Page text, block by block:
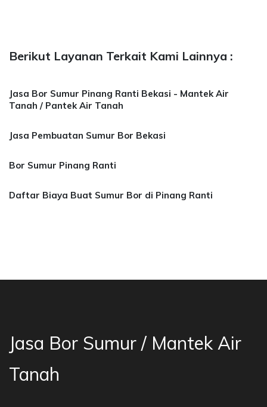
Berikut Layanan Terkait Kami Lainnya :
Jasa Bor Sumur Pinang Ranti Bekasi - Mantek Air
Tanah / Pantek Air Tanah
Jasa Pembuatan Sumur Bor Bekasi
Bor Sumur Pinang Ranti
Daftar Biaya Buat Sumur Bor di Pinang Ranti
Jasa Bor Sumur / Mantek Air
Tanah